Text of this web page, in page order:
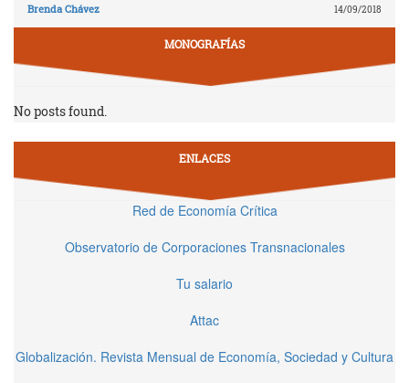
Brenda Chávez 14/09/2018
MONOGRAFÍAS
No posts found.
ENLACES
Red de Economía Crítica
Observatorio de Corporaciones Transnacionales
Tu salario
Attac
Globalización. Revista Mensual de Economía, Sociedad y Cultura